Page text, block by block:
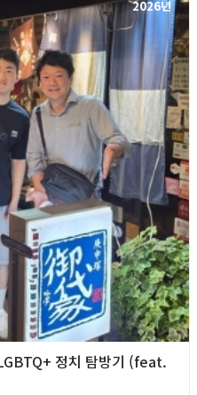
2026년
정치 탐방기 (feat.